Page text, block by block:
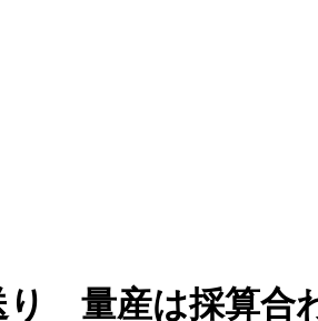
り 量産は採算